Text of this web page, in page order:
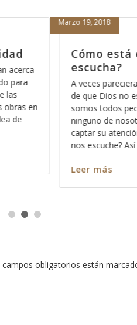
eso
no
a
para
que
Porque
nos sirve
Febrero 15, 2018
Hace días que
Dios pues ese
los significados
palabra, entre
más profundo
en cada pasaja
Leer más
campos obligatorios están